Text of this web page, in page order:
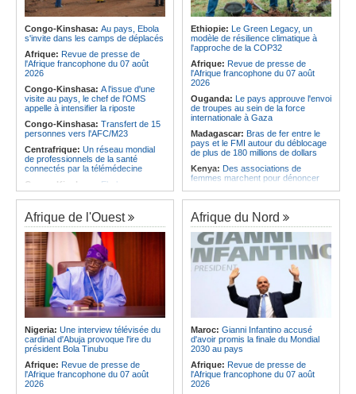
Afrique:AfroBasket U18 (F) - Le
Sénégal craque au 3e quart-temps
et s'incline face à la Tunisie (44-43)
Afrique du Nord:Santé - La
Tunisie troisième pays arabe et 49e
au monde
Angola:La nouvelle loi renforce la
protection des institutions contre les
cyberattaques, selon Mário Oliveira
Angola:Le pays criminalise la
diffusion de fausses informations
sur Internet
Congo-Kinshasa: Au pays, Ebola
s'invite dans les camps de déplacés
Afrique: Revue de presse de
l'Afrique francophone du 07 août
2026
Congo-Kinshasa: A l'issue d'une
visite au pays, le chef de l'OMS
appelle à intensifier la riposte
Congo-Kinshasa: Transfert de 15
personnes vers l'AFC/M23
Centrafrique: Un réseau mondial
de professionnels de la santé
connectés par la télémédecine
Congo-Kinshasa: Ebola au pays -
Africa CDC mise sur les
communautés
Afrique Centrale:L'explosion de la
demande de viande de brousse
extermine la faune sauvage
Congo-Kinshasa:Après l'accord
avec une branche des FDLR, les
zones d'ombre persistent
Centrafrique: Un gendarme détenu
par le groupe armé AAKG retrouve
la liberté
Rome et Kigali discutent
d'une possible externalisation au
pays des procédures d'asile à
destination de l'Italie
Ethiopie: Le Green Legacy, un
modèle de résilience climatique à
l'approche de la COP32
Afrique: Revue de presse de
l'Afrique francophone du 07 août
2026
Ouganda: Le pays approuve l'envoi
de troupes au sein de la force
internationale à Gaza
Madagascar: Bras de fer entre le
pays et le FMI autour du déblocage
de plus de 180 millions de dollars
Kenya: Des associations de
femmes marchent pour dénoncer
Afrique:La CEA renforce les
capacités des parlementaires de
l'Afrique de l'Est
Congo-Kinshasa:
Après l'accord
avec une branche des FDLR, les
zones d'ombre persistent
Sud-Soudan:
Le pays à la croisée
des chemins, alerte l'ONU
Rwanda:Rome et Kigali discutent
d'une possible externalisation au
pays des procédures d'asile à
destination de l'Italie
Somalie:Le camp de Galkayo
frappé par une violente attaque des
Forces du Puntland
Afrique de l'Ouest
Nigeria: Une interview télévisée du
cardinal d'Abuja provoque l'ire du
président Bola Tinubu
Afrique: Revue de presse de
l'Afrique francophone du 07 août
2026
Afrique du Nord
Maroc: Gianni Infantino accusé
d'avoir promis la finale du Mondial
2030 au pays
Afrique: Revue de presse de
l'Afrique francophone du 07 août
2026